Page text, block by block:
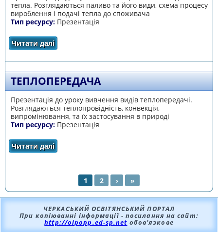
тепла. Розглядаються паливо та його види, схема процесу
вироблення і подачі тепла до споживача
Тип ресурсу: Презентація
Читати даліпро Як виробляється та подається тепло
ТЕПЛОПЕРЕДАЧА
Презентація до уроку вивчення видів теплопередачі.
Розглядаються теплопровідність, конвекція,
випромінювання, та їх застосування в природі
Тип ресурсу: Презентація
Читати даліпро Теплопередача
СТОРІНКИ
1 2 › »
ЧЕРКАСЬКИЙ ОСВІТЯНСЬКИЙ ПОРТАЛ
При копіюванні інформації - посилання на сайт:
http://oipopp.ed-sp.net обов’язкове